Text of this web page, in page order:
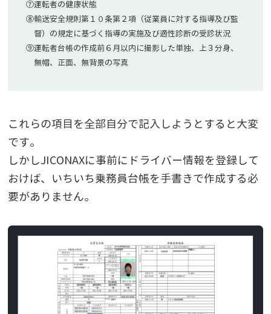
⑦運転者の健康状態
⑧輸送安全規則第１０条第２項（従業員に対する指導及び監
督）の規定に基づく指導の実施及び適性診断の受診状況
⑨運転者台帳の作成前６月以内に撮影した単独、上３分身、
無帽、正面、無背景の写真
これらの項目を全部自分で記入しようとすると大変
です。
しかしJICONAXに事前にドライバー情報を登録して
おけば、いちいち乗務員台帳を手書きで作成する必
要がありません。